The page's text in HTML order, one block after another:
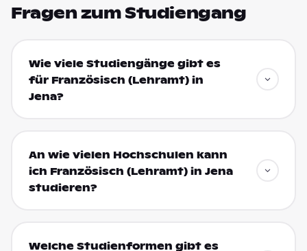
Fragen zum Studiengang
Wie viele Studiengänge gibt es
für Französisch (Lehramt) in
Jena?
An wie vielen Hochschulen kann
ich Französisch (Lehramt) in Jena
studieren?
Welche Studienformen gibt es